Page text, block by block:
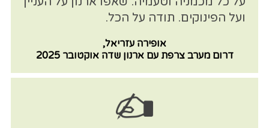
ועל הפינוקים. תודה על הכל.
אופירה עזריאל,
דרום מערב צרפת עם ארנון שדה אוקטובר 2025